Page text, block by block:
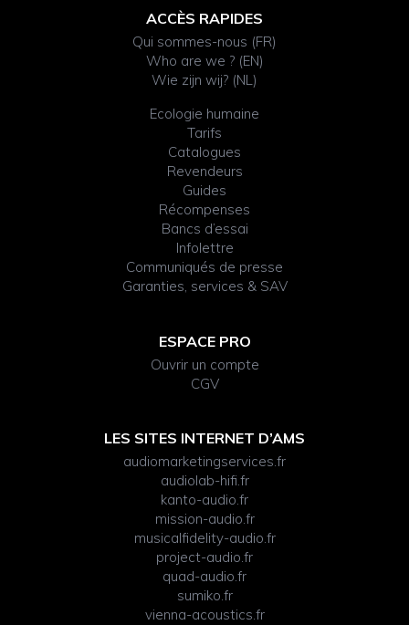
ACCÈS RAPIDES
Qui sommes-nous (FR)
Who are we ? (EN)
Wie zijn wij? (NL)
Ecologie humaine
Tarifs
Catalogues
Revendeurs
Guides
Récompenses
Bancs d’essai
Infolettre
Communiqués de presse
Garanties, services & SAV
ESPACE PRO
Ouvrir un compte
CGV
LES SITES INTERNET D’AMS
audiomarketingservices.fr
audiolab-hifi.fr
kanto-audio.fr
mission-audio.fr
musicalfidelity-audio.fr
project-audio.fr
quad-audio.fr
sumiko.fr
vienna-acoustics.fr